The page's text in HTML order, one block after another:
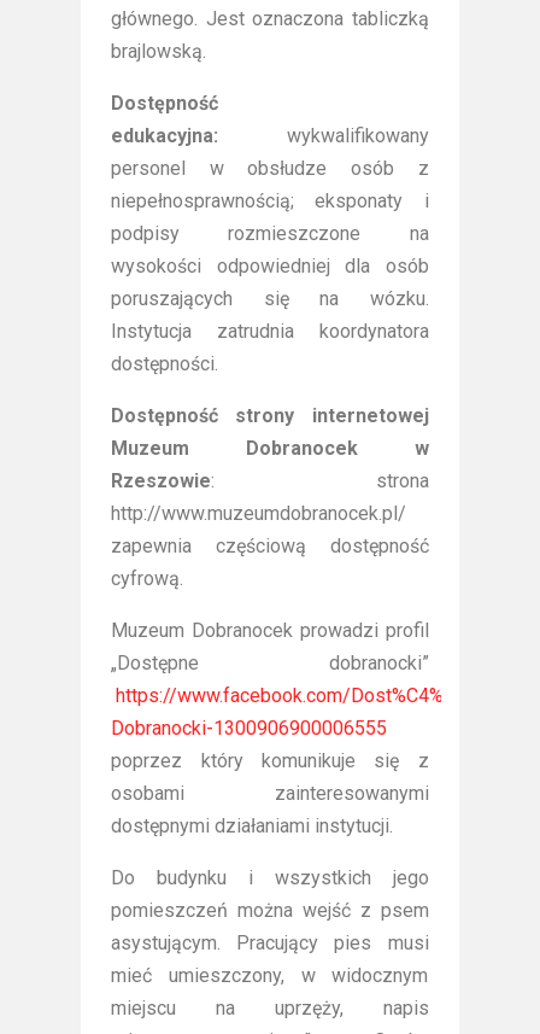
głównego. Jest oznaczona tabliczką
brajlowską.
Dostępność
edukacyjna: wykwalifikowany
personel w obsłudze osób z
niepełnosprawnością; eksponaty i
podpisy rozmieszczone na
wysokości odpowiedniej dla osób
poruszających się na wózku.
Instytucja zatrudnia koordynatora
dostępności.
Dostępność strony internetowej
Muzeum Dobranocek w
Rzeszowie: strona
http://www.muzeumdobranocek.pl/
zapewnia częściową dostępność
cyfrową.
Muzeum Dobranocek prowadzi profil
„Dostępne dobranocki”
https://www.facebook.com/Dost%C4%99pne-
Dobranocki-1300906900006555
poprzez który komunikuje się z
osobami zainteresowanymi
dostępnymi działaniami instytucji.
Do budynku i wszystkich jego
pomieszczeń można wejść z psem
asystującym. Pracujący pies musi
mieć umieszczony, w widocznym
miejscu na uprzęży, napis